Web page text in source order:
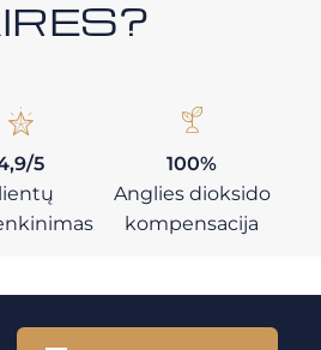
5
100%
Anglies dioksido
kompensacija